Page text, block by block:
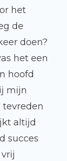
het
de
doen?
het een
hoofd
mijn
altijd
succes